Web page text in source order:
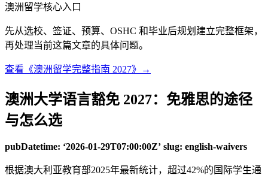
澳洲留学核心入口
先从选校、签证、预算、OSHC 和毕业后规划建立完整框架，
再处理当前这篇文章的具体问题。
查看《澳洲留学完整指南 2027》→
澳洲大学语言豁免 2027：免雅思的途径
与怎么选
pubDatetime: ‘2026-01-29T07:00:00Z’ slug: english-waivers
根据澳大利亚教育部2025年最新统计，超过42%的国际学生通